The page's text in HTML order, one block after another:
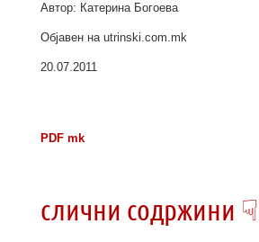
Автор: Катерина Богоева
Објавен на utrinski.com.mk
20.07.2011
PDF mk
слични содржини